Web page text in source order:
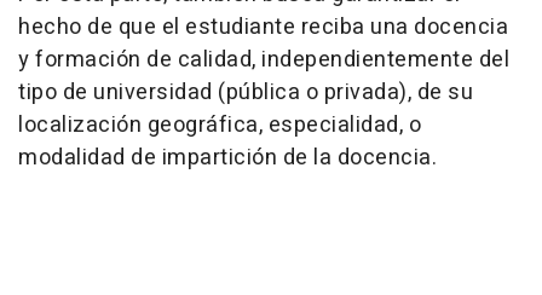
hecho de que el estudiante reciba una docencia
y formación de calidad, independientemente del
tipo de universidad (pública o privada), de su
localización geográfica, especialidad, o
modalidad de impartición de la docencia.